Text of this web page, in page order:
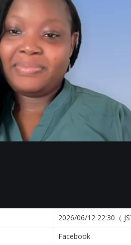
2026/06/12 22:30（
Facebook